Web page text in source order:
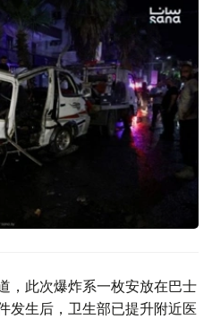
，此次爆炸系一枚安放在巴士
发生后，卫生部已提升附近医